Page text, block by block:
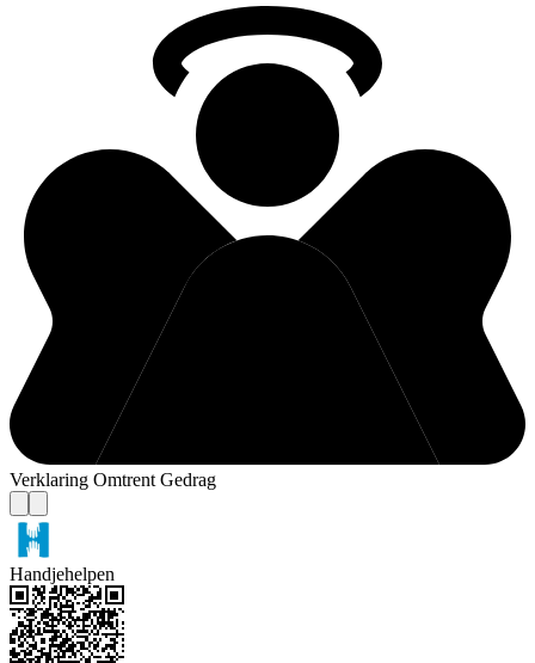
Verklaring Omtrent Gedrag
Handjehelpen